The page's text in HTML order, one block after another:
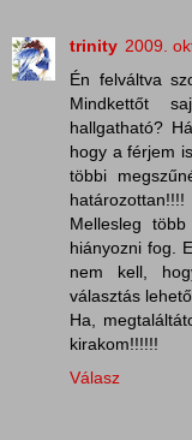
trinity 2009.
Én felváltva
Mindkettőt
hallgatható?
hogy a férjem
többi
határozottan!!!!
Mellesleg
hiányozni fog.
nem kell,
választás
Ha,
kirakom!!!!!!
Válasz